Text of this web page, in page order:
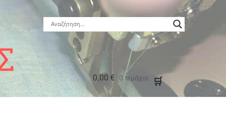
0,00 € 0 τεμάχια